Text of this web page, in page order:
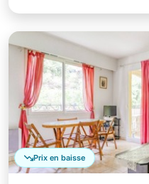
Prix en baisse